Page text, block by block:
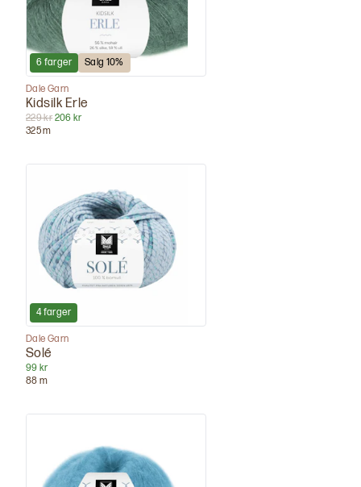
6 farger Salg 10%
Dale Garn
Kidsilk Erle
229 kr 206 kr
325m
4farger
Dale Garn
Solé
99 kr
88 m